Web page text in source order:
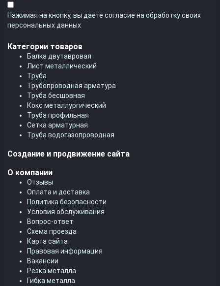
Нажимая на кнопку, вы даете согласие на обработку своих
персональных данных
Категории товаров
Балка двутавровая
Лист металлический
Труба
Трубопроводная арматура
Труба бесшовная
Кокс металлургический
Труба профильная
Cетка арматурная
Труба водогазопроводная
Создание и продвижение сайта
О компании
Отзывы
Оплата и доставка
Политика безопасности
Условия обслуживания
Вопрос-ответ
Схема проезда
Карта сайта
Правовая информация
Вакансии
Резка металла
Гибка металла